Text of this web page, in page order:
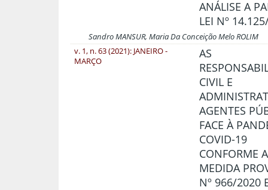
ANÁLISE A
LEI Nº
Sandro MANSUR, Maria Da Conceição Melo ROLIM
v. 1, n. 63 (2021): JANEIRO -
MARÇO
AS
CIVIL E
AGENTES
FACE À
COVID-19
CONFORME A
MEDIDA
Nº 966/2020